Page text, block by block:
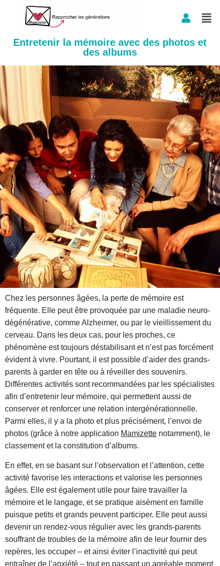
auEntretenir la mémoire avec des photos et
des albums
Chez les personnes âgées, la perte de mémoire est
fréquente. Elle peut être provoquée par une maladie neuro-
dégénérative, comme Alzheimer, ou par le vieillissement du
cerveau. Dans les deux cas, pour les proches, ce
phénomène est toujours déstabilisant et n’est pas forcément
évident à vivre. Pourtant, il est possible d’aider des grands-
parents à garder en tête ou à réveiller des souvenirs.
Différentes activités sont recommandées par les spécialistes
afin d’entretenir leur mémoire, qui permettent aussi de
conserver et renforcer une relation intergénérationnelle.
Parmi elles, il y a la photo et plus précisément, l’envoi de
photos (grâce à notre application Mamizette notamment), le
classement et la constitution d’albums.
En effet, en se basant sur l’observation et l’attention, cette
activité favorise les interactions et valorise les personnes
âgées. Elle est également utile pour faire travailler la
mémoire et le langage, et se pratique aisément en famille
puisque petits et grands peuvent participer. Elle peut aussi
devenir un rendez-vous régulier avec les grands-parents
souffrant de troubles de la mémoire afin de leur fournir des
repères, les occuper – et ainsi éviter l’inactivité qui peut
entraîner de l’anxiété – tout en passant un agréable moment